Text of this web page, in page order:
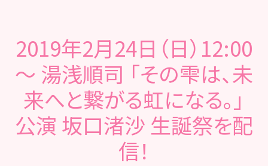
2019年2月24日（日）12:00
～ 湯浅順司 「その雫は、未
来へと繋がる虹になる。」
公演 坂口渚沙 生誕祭を配
信！